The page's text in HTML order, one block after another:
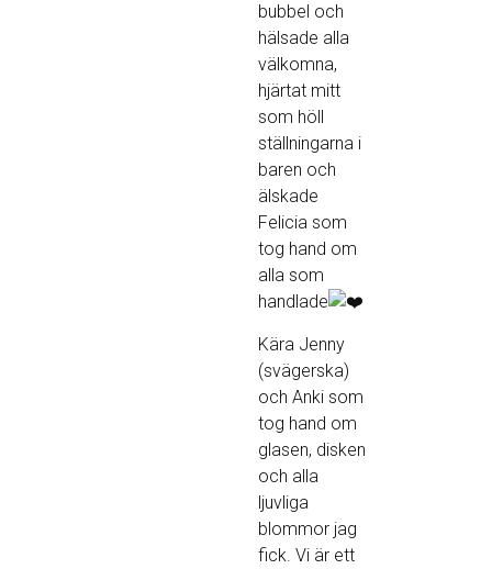
bubbel och
hälsade alla
välkomna,
hjärtat mitt
som höll
ställningarna i
baren och
älskade
Felicia som
tog hand om
alla som
handlade
Kära Jenny
(svägerska)
och Anki som
tog hand om
glasen, disken
och alla
ljuvliga
blommor jag
fick. Vi är ett